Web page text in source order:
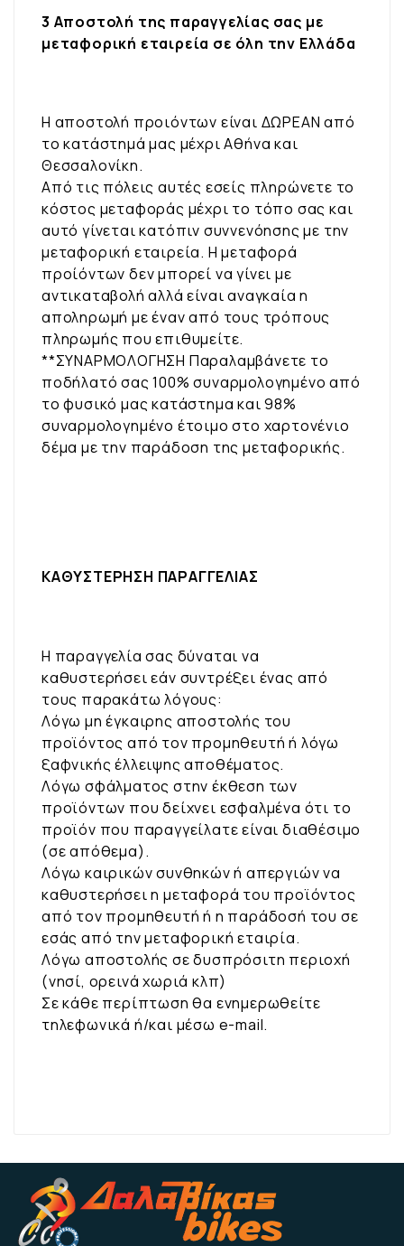
3 Αποστολή της παραγγελίας σας με
μεταφορική εταιρεία σε όλη την Ελλάδα
Η αποστολή προιόντων είναι ΔΩΡΕΑΝ από
το κατάστημά μας μέχρι Αθήνα και
Θεσσαλονίκη.
Από τις πόλεις αυτές εσείς πληρώνετε το
κόστος μεταφοράς μέχρι το τόπο σας και
αυτό γίνεται κατόπιν συννενόησης με την
μεταφορική εταιρεία. Η μεταφορά
προίόντων δεν μπορεί να γίνει με
αντικαταβολή αλλά είναι αναγκαία η
αποληρωμή με έναν από τους τρόπους
πληρωμής που επιθυμείτε.
**ΣΥΝΑΡΜΟΛΟΓΗΣΗ Παραλαμβάνετε το
ποδήλατό σας 100% συναρμολογημένο από
το φυσικό μας κατάστημα και 98%
συναρμολογημένο έτοιμο στο χαρτονένιο
δέμα με την παράδοση της μεταφορικής.
ΚΑΘΥΣΤΕΡΗΣΗ ΠΑΡΑΓΓΕΛΙΑΣ
Η παραγγελία σας δύναται να
καθυστερήσει εάν συντρέξει ένας από
τους παρακάτω λόγους:
Λόγω μη έγκαιρης αποστολής του
προϊόντος από τον προμηθευτή ή λόγω
ξαφνικής έλλειψης αποθέματος.
Λόγω σφάλματος στην έκθεση των
προϊόντων που δείχνει εσφαλμένα ότι το
προϊόν που παραγγείλατε είναι διαθέσιμο
(σε απόθεμα).
Λόγω καιρικών συνθηκών ή απεργιών να
καθυστερήσει η μεταφορά του προϊόντος
από τον προμηθευτή ή η παράδοσή του σε
εσάς από την μεταφορική εταιρία.
Λόγω αποστολής σε δυσπρόσιτη περιοχή
(νησί, ορεινά χωριά κλπ)
Σε κάθε περίπτωση θα ενημερωθείτε
τηλεφωνικά ή/και μέσω e-mail.